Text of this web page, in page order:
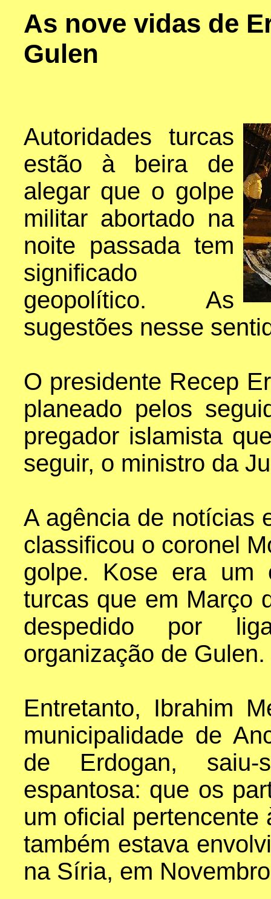
As nove vidas de
Gulen
Autoridades turcas
estão à beira de
alegar que o golpe
militar abortado na
noite passada tem
significado
geopolítico. As
sugestões nesse
O presidente Recep
planeado pelos
pregador islamista
seguir, o ministro da
A agência de notícias
classificou o coronel
golpe. Kose era um
turcas que em Março
despedido por
organização de Gulen.
Entretanto, Ibrahim
municipalidade de
de Erdogan,
espantosa: que os
um oficial pertencente
também estava
na Síria, em